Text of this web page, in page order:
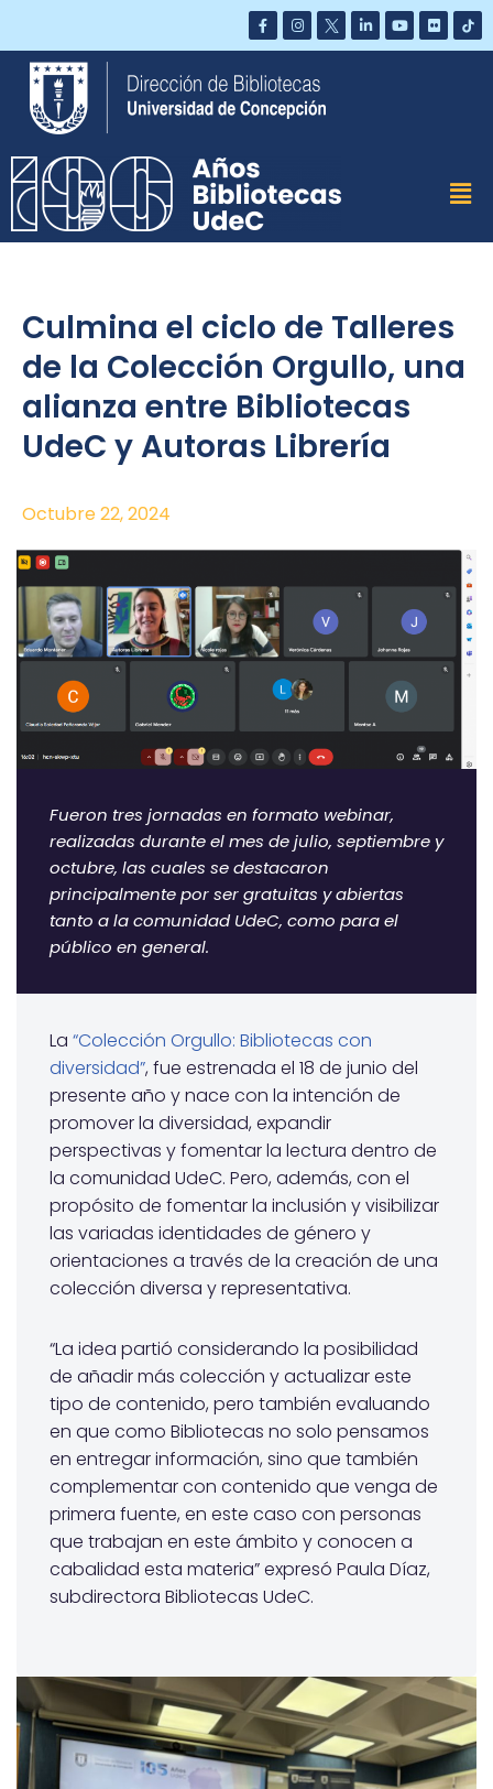
Saltar
contenido
Culmina el ciclo de Talleres
de la Colección Orgullo, una
alianza entre Bibliotecas
UdeC y Autoras Librería
Octubre 22, 2024
Fueron tres jornadas en formato webinar,
realizadas durante el mes de julio, septiembre y
octubre, las cuales se destacaron
principalmente por ser gratuitas y abiertas
tanto a la comunidad UdeC, como para el
público en general.
La “Colección Orgullo: Bibliotecas con
diversidad”, fue estrenada el 18 de junio del
presente año y nace con la intención de
promover la diversidad, expandir
perspectivas y fomentar la lectura dentro de
la comunidad UdeC. Pero, además, con el
propósito de fomentar la inclusión y visibilizar
las variadas identidades de género y
orientaciones a través de la creación de una
colección diversa y representativa.
“La idea partió considerando la posibilidad
de añadir más colección y actualizar este
tipo de contenido, pero también evaluando
en que como Bibliotecas no solo pensamos
en entregar información, sino que también
complementar con contenido que venga de
primera fuente, en este caso con personas
que trabajan en este ámbito y conocen a
cabalidad esta materia” expresó Paula Díaz,
subdirectora Bibliotecas UdeC.